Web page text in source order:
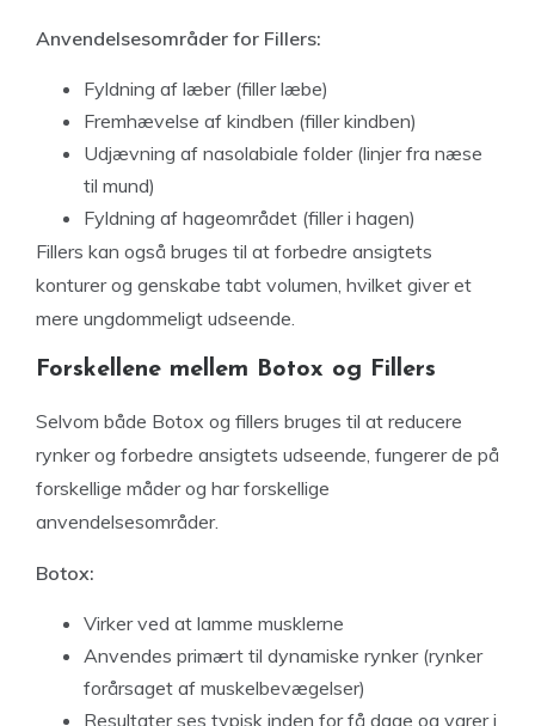
Anvendelsesområder for Fillers:
Fyldning af læber (filler læbe)
Fremhævelse af kindben (filler kindben)
Udjævning af nasolabiale folder (linjer fra næse
til mund)
Fyldning af hageområdet (filler i hagen)
Fillers kan også bruges til at forbedre ansigtets
konturer og genskabe tabt volumen, hvilket giver et
mere ungdommeligt udseende.
Forskellene mellem Botox og Fillers
Selvom både Botox og fillers bruges til at reducere
rynker og forbedre ansigtets udseende, fungerer de på
forskellige måder og har forskellige
anvendelsesområder.
Botox:
Virker ved at lamme musklerne
Anvendes primært til dynamiske rynker (rynker
forårsaget af muskelbevægelser)
Resultater ses typisk inden for få dage og varer i